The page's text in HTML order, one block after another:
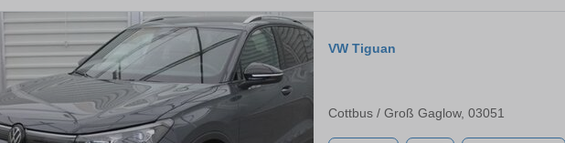
VW Tiguan
Cottbus / Groß Gaglow, 03051